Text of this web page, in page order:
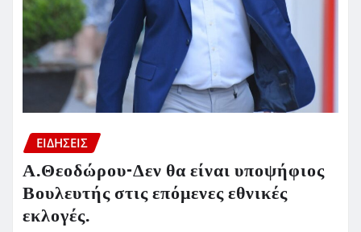
ΕΙΔΗΣΕΙΣ
Α.Θεοδώρου-Δεν θα είναι υποψήφιος
Βουλευτής στις επόμενες εθνικές
εκλογές.